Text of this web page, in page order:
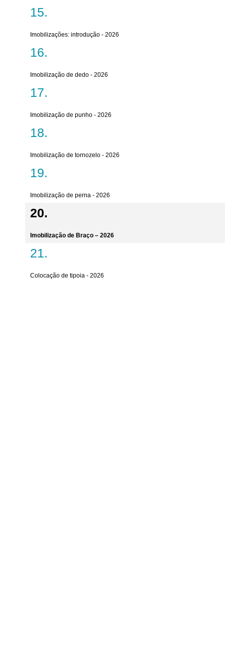
Imobilizações: introdução - 2026
Imobilização de dedo - 2026
Imobilização de punho - 2026
Imobilização de tornozelo - 2026
Imobilização de perna - 2026
Imobilização de Braço – 2026
Colocação de tipoia - 2026